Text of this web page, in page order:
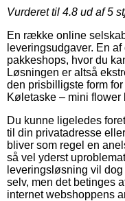
Vurderet til 4.8 ud af 5
En række online
leveringsudgaver. En
pakkeshops, hvor du
Løsningen er altså
den prisbilligste form
Køletaske – mini flower
Du kunne ligeledes
til din privatadresse
bliver som regel en
så vel yderst
leveringsløsning vil
selv, men det betinges
internet webshoppens